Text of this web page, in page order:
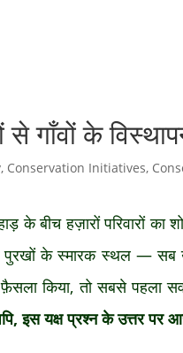
गाँवों के
, Conservation Initiatives,
के बीच हज़ारों परिवारों का
के स्मारक स्थल —
किया, तो सबसे पहला
इस यक्ष प्रश्न के उत्तर